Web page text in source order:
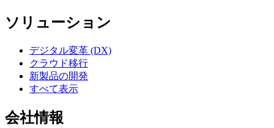
ソリューション
デジタル変革 (DX)
クラウド移行
新製品の開発
すべて表示
会社情報